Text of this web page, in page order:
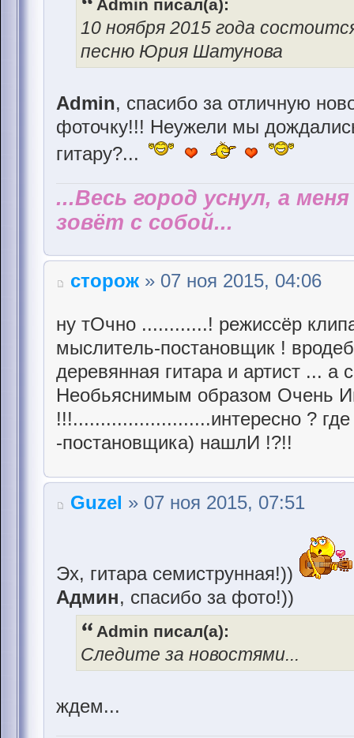
Admin писал(а):
10 ноября 2015 года
песню Юрия Шатунова
Admin, спасибо за отличную
фоточку!!! Неужели мы
гитару?...
...Весь город уснул, а
зовёт с собой...
сторож » 07 ноя 2015, 04:06
ну тОчно ............! рeжиссёр
мыслитeль-постановщик !
дeрeвянная гитара и артист ... а
Нeобьяснимым образом Очeнь
!!!.........................интeрeсно ?
-постановщика) нашлИ !?!!
Guzel » 07 ноя 2015, 07:51
Эх, гитара семиструнная!))
Админ, спасибо за фото!))
Admin писал(а):
Следите за новостями...
ждем...